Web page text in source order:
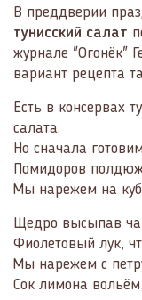
В преддверии
тунисский салат
журнале "Огонёк"
вариант рецепта
Есть в консервах
салата.
Но сначала
Помидоров
Мы нарежем на
Щедро высыпав
Фиолетовый лук,
Мы нарежем с
Сок лимона